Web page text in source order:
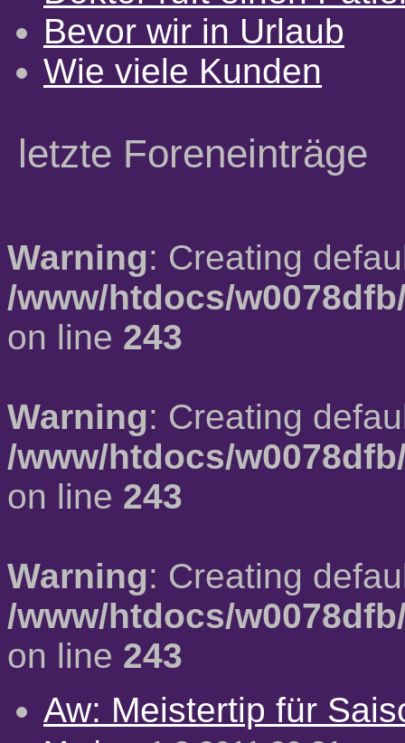
Bevor wir in Urlaub
Wie viele Kunden
letzte Foreneinträge
Warning: Creating
/www/htdocs/
on line 243
Warning: Creating
/www/htdocs/
on line 243
Warning: Creating
/www/htdocs/
on line 243
Aw: Meistertip für